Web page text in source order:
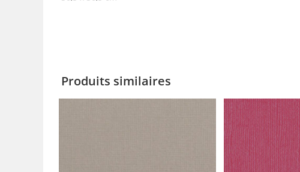
Produits similaires